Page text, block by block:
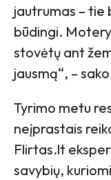
jautrumas – tie
būdingi.
stovėtų ant
jausmą“, –
Tyrimo metu
neįprastais
Flirtas.lt
savybių,